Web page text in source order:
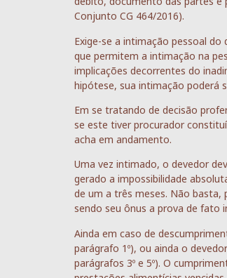
Conjunto CG 464/2016).
Exige-se a intimação pessoal
que permitem a intimação na
implicações decorrentes do
hipótese, sua intimação poderá
Em se tratando de decisão
se este tiver procurador
acha em andamento.
Uma vez intimado, o devedor
gerado a impossibilidade
de um a três meses. Não basta,
sendo seu ônus a prova de fato
Ainda em caso de
parágrafo 1º), ou ainda o
parágrafos 3º e 5º). O